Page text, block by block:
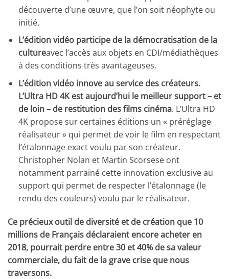
découverte d’une œuvre, que l’on soit néophyte ou
initié.
L’édition vidéo participe de la démocratisation de la
cultureavec l’accès aux objets en CDI/médiathèques
à des conditions très avantageuses.
L’édition vidéo innove au service des créateurs.
L’Ultra HD 4K est aujourd’hui le meilleur support – et
de loin – de restitution des films cinéma. L’Ultra HD
4K propose sur certaines éditions un « préréglage
réalisateur » qui permet de voir le film en respectant
l’étalonnage exact voulu par son créateur.
Christopher Nolan et Martin Scorsese ont
notamment parrainé cette innovation exclusive au
support qui permet de respecter l’étalonnage (le
rendu des couleurs) voulu par le réalisateur.
Ce précieux outil de diversité et de création que 10
millions de Français déclaraient encore acheter en
2018, pourrait perdre entre 30 et 40% de sa valeur
commerciale, du fait de la grave crise que nous
traversons.